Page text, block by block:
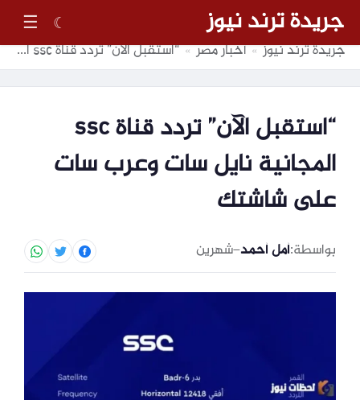
جريدة ترند نيوز ☾
☰
جريدة ترند نيوز » أخبار مصر » “استقبل الآن” تردد قناة ssc المجانية نايل سات وعرب سات على شاشتك
“استقبل الآن” تردد قناة ssc
المجانية نايل سات وعرب سات
على شاشتك
بواسطة:أمل أحمد–شهرين